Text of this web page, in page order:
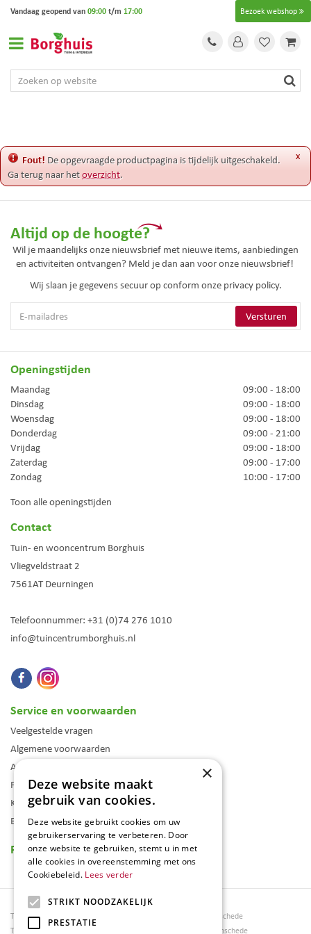
e
t
Bezoek webshop
Vandaag geopend van09:00t/m 17:00
x
Fout! De opgevraagde productpagina is tijdelijk uitgeschakeld.
Ga terug naar hetoverzicht.
Altijd op de hoogte?
Wil je maandelijks onze nieuwsbrief met nieuwe items, aanbiedingen
en activiteiten ontvangen? Meld je dan aan voor onze nieuwsbrief!
Wij slaan je gegevens secuur op conform onze privacy policy.
Openingstijden
Maandag
09:00 - 18:00
Dinsdag
09:00 - 18:00
Woensdag
09:00 - 18:00
Donderdag
09:00 - 21:00
Vrijdag
09:00 - 18:00
Zaterdag
09:00 - 17:00
Zondag
10:00 - 17:00
Toon alle openingstijden
Contact
Tuin- en wooncentrum Borghuis
Vliegveldstraat 2
7561AT Deurningen
Telefoonnummer: +31 (0)74 276 1010
info@tuincentrumborghuis.nl
Service en voorwaarden
Veelgestelde vragen
Algemene voorwaarden
Assortiment
Folder
Klantenkaart
Blog
Reviews
Tuincentrum Borghuis
Tuinmeubels
Tuinmeubels Enschede
Tuinmeubelen Enschede
×
Deze website maakt
gebruik van cookies.
Deze website gebruikt cookies om uw
gebruikerservaring te verbeteren. Door
onze website te gebruiken, stemt u in met
alle cookies in overeenstemming met ons
Cookiebeleid. Lees verder
STRIKT NOODZAKELIJK
PRESTATIE